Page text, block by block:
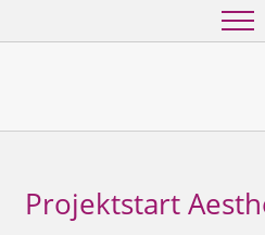
Projektstart